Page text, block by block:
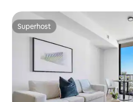
Superhost
Superhost